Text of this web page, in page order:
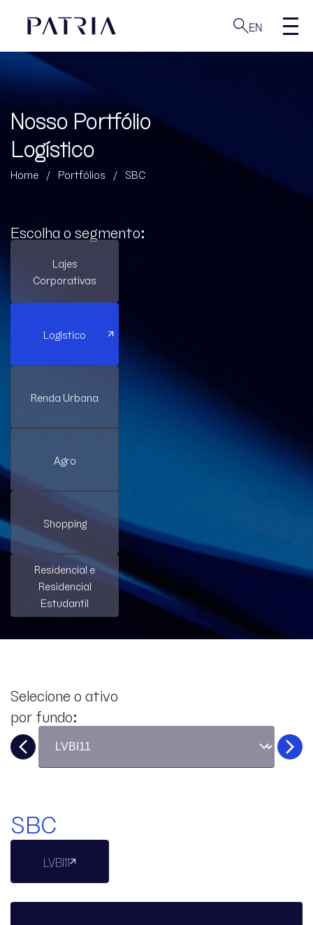
EN
Nosso Portfólio
Logístico
Home / Portfólios / SBC
Escolha o segmento:
Lajes
Corporativas
Logístico
Renda Urbana
Agro
Shopping
Residencial e
Residencial
Estudantil
Selecione o ativo
por fundo:
SBC
LVBI11